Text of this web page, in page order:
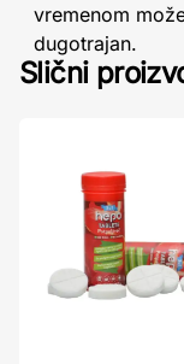
vremenom
dugotrajan.
Slični